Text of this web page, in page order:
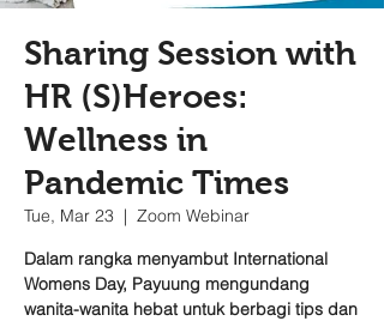
Sharing Session with
HR (S)Heroes:
Wellness in
Pandemic Times
Tue, Mar 23
  |
Zoom Webinar
Dalam rangka menyambut International
Womens Day, Payuung mengundang
wanita-wanita hebat untuk berbagi tips dan